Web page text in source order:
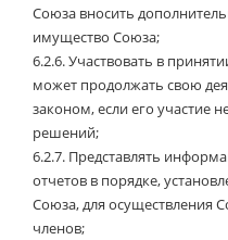
Союза вносить
имущество Союза;
6.2.6.Участвовать в
может продолжать свою
законом, если его участие
решений;
6.2.7. Представлять
отчетов в порядке,
Союза, для осуществления
членов;